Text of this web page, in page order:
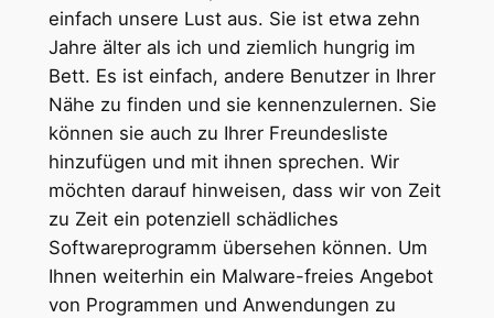
einfach unsere Lust aus. Sie ist etwa zehn
Jahre älter als ich und ziemlich hungrig im
Bett. Es ist einfach, andere Benutzer in Ihrer
Nähe zu finden und sie kennenzulernen. Sie
können sie auch zu Ihrer Freundesliste
hinzufügen und mit ihnen sprechen. Wir
möchten darauf hinweisen, dass wir von Zeit
zu Zeit ein potenziell schädliches
Softwareprogramm übersehen können. Um
Ihnen weiterhin ein Malware-freies Angebot
von Programmen und Anwendungen zu